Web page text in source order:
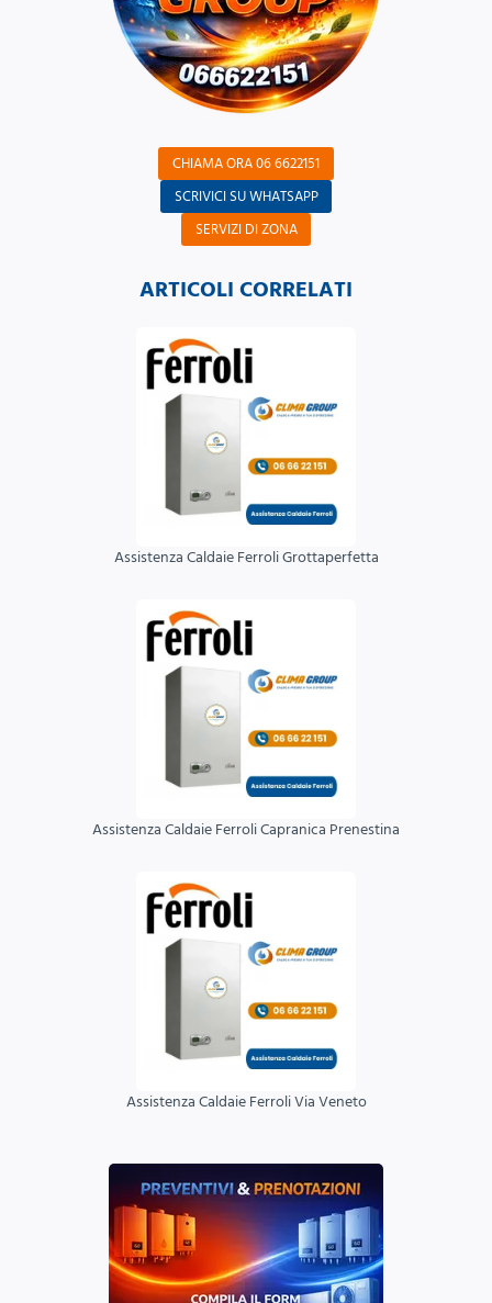
CHIAMA ORA 06 6622151
SCRIVICI SU WHATSAPP
SERVIZI DI ZONA
ARTICOLI CORRELATI
Assistenza Caldaie Ferroli Grottaperfetta
Assistenza Caldaie Ferroli Capranica Prenestina
Assistenza Caldaie Ferroli Via Veneto